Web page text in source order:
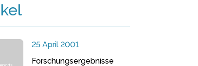
25 April 2001
Forschungsergebnisse